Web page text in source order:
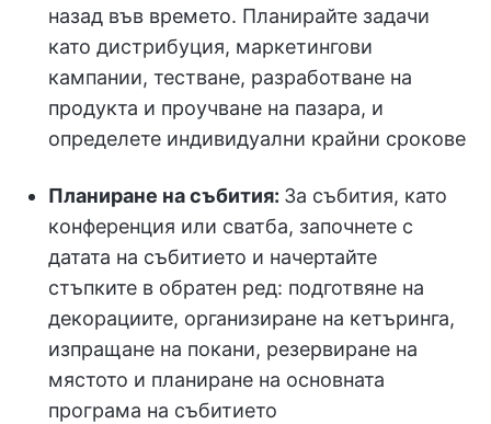
назад във времето. Планирайте задачи
като дистрибуция, маркетингови
кампании, тестване, разработване на
продукта и проучване на пазара, и
определете индивидуални крайни срокове
Планиране на събития: За събития, като
конференция или сватба, започнете с
датата на събитието и начертайте
стъпките в обратен ред: подготвяне на
декорациите, организиране на кетъринга,
изпращане на покани, резервиране на
мястото и планиране на основната
програма на събитието